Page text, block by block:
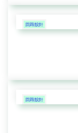
回路設計
回路設計